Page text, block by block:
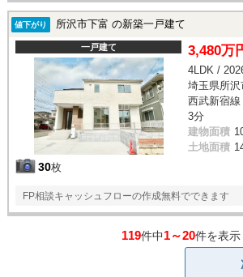
値下がり 所沢市下富 の新築一戸建て
一戸建て
30枚
3,480万
4LDK /
埼玉県所沢
西武新宿
3分
建物面積
土地面積
FP相談キャッシュフローの作成無料でできます
119件中1～20件を表示